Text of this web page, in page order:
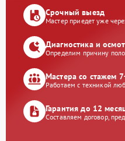
Срочный выезд
Мастер приедет уже
Диагностика и
Определим причину
Мастера со стажем
Работаем с техникой
Гарантия до 12
Составляем договор,